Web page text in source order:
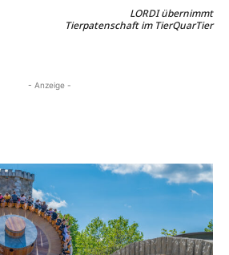
LORDI übernimmt
Tierpatenschaft im TierQuarTier
- Anzeige -